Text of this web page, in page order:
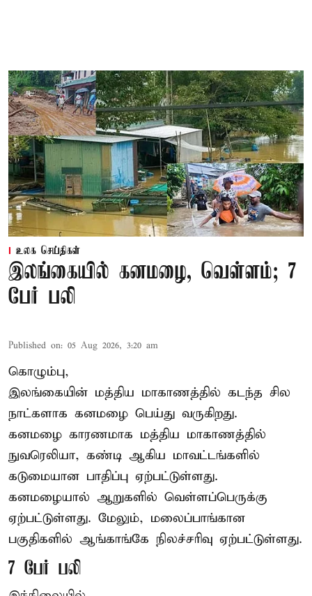
உலக செய்திகள்
இலங்கையில் கனமழை, வெள்ளம்; 7
பேர் பலி
Published on: 05 Aug 2026, 3:20 am
கொழும்பு,
இலங்கையின் மத்திய மாகாணத்தில் கடந்த சில
நாட்களாக கனமழை பெய்து வருகிறது.
கனமழை காரணமாக மத்திய மாகாணத்தில்
நுவரெலியா, கண்டி ஆகிய மாவட்டங்களில்
கடுமையான பாதிப்பு ஏற்பட்டுள்ளது.
கனமழையால் ஆறுகளில் வெள்ளப்பெருக்கு
ஏற்பட்டுள்ளது. மேலும், மலைப்பாங்கான
பகுதிகளில் ஆங்காங்கே நிலச்சரிவு ஏற்பட்டுள்ளது.
7 பேர் பலி